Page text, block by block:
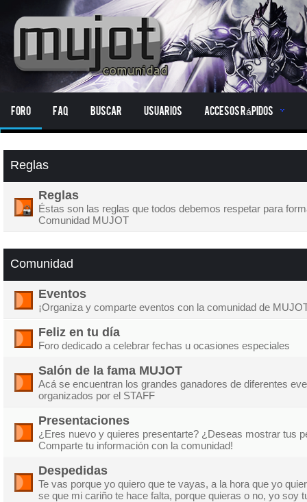
Foro FAQ Buscar Usuarios Accesos Rápidos
Reglas
Reglas
Éstas son las reglas que todos debemos respetar para
Comunidad MUJOT
Comunidad
Eventos
¡Organiza y comparte eventos con la comunidad de
Feliz en tu día
Foro dedicado a celebrar fechas u ocasiones especiales
Salón de la fama MUJOT
Acá se encuentran los grandes ganadores de diferentes
organizados por el STAFF
Presentaciones
¿Eres nuevo y quieres presentarte? ¿Deseas mostrar tus
Comparte tu información con la comunidad!
Despedidas
Te vas porque yo quiero que te vayas, a la hora que yo
se que mi cariño te hace falta, porque quieras o no, yo soy